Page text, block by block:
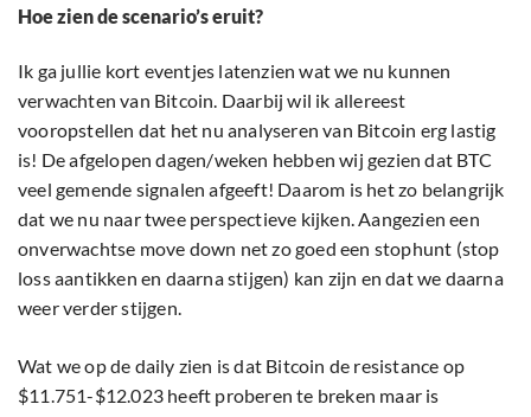
Hoe zien de scenario’s eruit?
Ik ga jullie kort eventjes latenzien wat we nu kunnen
verwachten van Bitcoin. Daarbij wil ik allereest
vooropstellen dat het nu analyseren van Bitcoin erg lastig
is! De afgelopen dagen/weken hebben wij gezien dat BTC
veel gemende signalen afgeeft! Daarom is het zo belangrijk
dat we nu naar twee perspectieve kijken. Aangezien een
onverwachtse move down net zo goed een stophunt (stop
loss aantikken en daarna stijgen) kan zijn en dat we daarna
weer verder stijgen.
Wat we op de daily zien is dat Bitcoin de resistance op
$11.751-$12.023 heeft proberen te breken maar is